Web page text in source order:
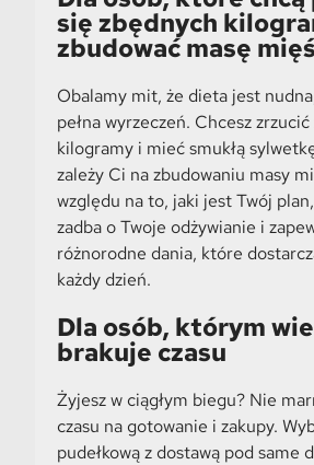
się zbędnych
zbudować masę
Obalamy mit, że dieta jest
pełna wyrzeczeń. Chcesz
kilogramy i mieć smukłą
zależy Ci na zbudowaniu masy
względu na to, jaki jest Twój
zadba o Twoje odżywianie i
różnorodne dania, które
każdy dzień.
Dla osób, którym
brakuje czasu
Żyjesz w ciągłym biegu? Nie
czasu na gotowanie i zakupy.
pudełkową z dostawą pod same